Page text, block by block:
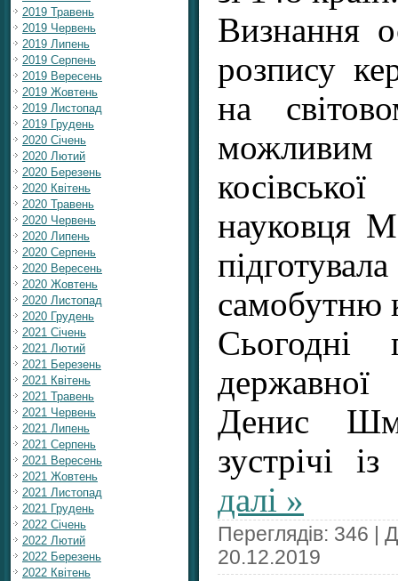
2019 Травень
2019 Червень
2019 Липень
2019 Серпень
2019 Вересень
2019 Жовтень
2019 Листопад
2019 Грудень
2020 Січень
2020 Лютий
2020 Березень
2020 Квітень
2020 Травень
2020 Червень
2020 Липень
2020 Серпень
2020 Вересень
2020 Жовтень
2020 Листопад
2020 Грудень
2021 Січень
2021 Лютий
2021 Березень
2021 Квітень
2021 Травень
2021 Червень
2021 Липень
2021 Серпень
2021 Вересень
2021 Жовтень
2021 Листопад
2021 Грудень
2022 Січень
2022 Лютий
2022 Березень
2022 Квітень
Визнання
розпису
на
можливим
науковця
самобутню
Сьогодні
Денис
зустрічі
далі »
Переглядів: 346 |
20.12.2019